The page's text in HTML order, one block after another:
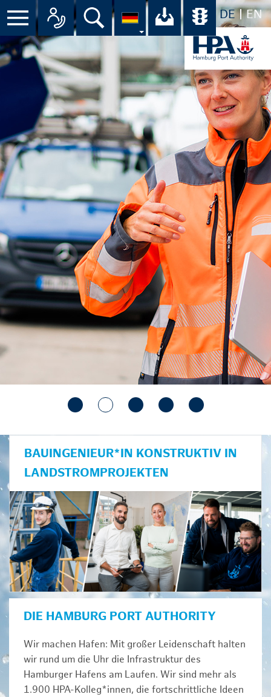
DE EN
Menü Alle Ansprechpartner im
Suche Ihr Download-
BAUINGENIEUR*IN KONSTRUKTIV IN
LANDSTROMPROJEKTEN
DIE HAMBURG PORT AUTHORITY
Wir machen Hafen: Mit großer Leidenschaft halten
wir rund um die Uhr die Infrastruktur des
Hamburger Hafens am Laufen. Wir sind mehr als
1.900 HPA-Kolleg*innen, die fortschrittliche Ideen